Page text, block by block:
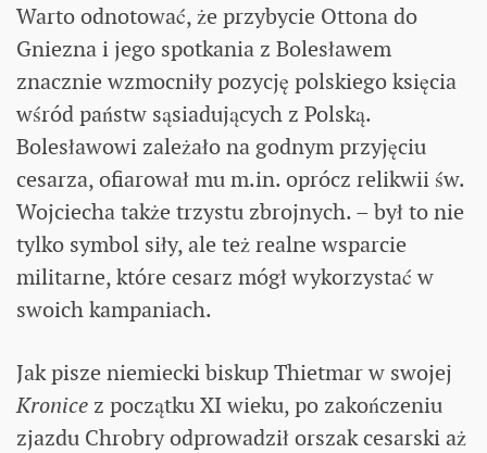
Warto odnotować, że przybycie Ottona do
Gniezna i jego spotkania z Bolesławem
znacznie wzmocniły pozycję polskiego księcia
wśród państw sąsiadujących z Polską.
Bolesławowi zależało na godnym przyjęciu
cesarza, ofiarował mu m.in. oprócz relikwii św.
Wojciecha także trzystu zbrojnych. – był to nie
tylko symbol siły, ale też realne wsparcie
militarne, które cesarz mógł wykorzystać w
swoich kampaniach.
Jak pisze niemiecki biskup Thietmar w swojej
Kronice z początku XI wieku, po zakończeniu
zjazdu Chrobry odprowadził orszak cesarski aż